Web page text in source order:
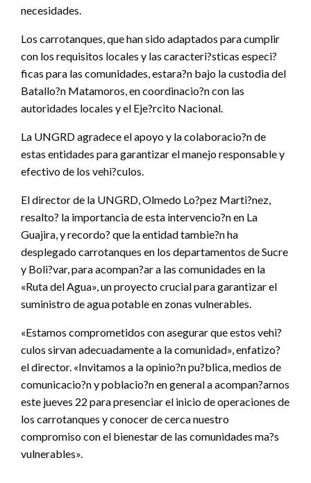
necesidades.
Los carrotanques, que han sido adaptados para cumplir
con los requisitos locales y las caracteri?sticas especi?
ficas para las comunidades, estara?n bajo la custodia del
Batallo?n Matamoros, en coordinacio?n con las
autoridades locales y el Eje?rcito Nacional.
La UNGRD agradece el apoyo y la colaboracio?n de
estas entidades para garantizar el manejo responsable y
efectivo de los vehi?culos.
El director de la UNGRD, Olmedo Lo?pez Marti?nez,
resalto? la importancia de esta intervencio?n en La
Guajira, y recordo? que la entidad tambie?n ha
desplegado carrotanques en los departamentos de Sucre
y Boli?var, para acompan?ar a las comunidades en la
«Ruta del Agua», un proyecto crucial para garantizar el
suministro de agua potable en zonas vulnerables.
«Estamos comprometidos con asegurar que estos vehi?
culos sirvan adecuadamente a la comunidad», enfatizo?
el director. «Invitamos a la opinio?n pu?blica, medios de
comunicacio?n y poblacio?n en general a acompan?arnos
este jueves 22 para presenciar el inicio de operaciones de
los carrotanques y conocer de cerca nuestro
compromiso con el bienestar de las comunidades ma?s
vulnerables».